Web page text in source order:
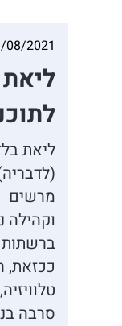
08/2021
ליאת
מרשים
ככזאת,
סרבה